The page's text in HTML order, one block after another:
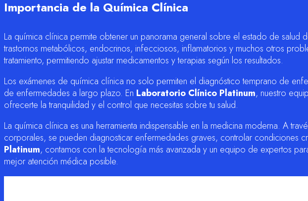
Importancia de la Química Clínica
La química clínica permite obtener un panorama general sobre el estado de
trastornos metabólicos, endocrinos, infecciosos, inflamatorios y muchos otros
tratamiento, permitiendo ajustar medicamentos y terapias según los resultados.
Los exámenes de química clínica no solo permiten el diagnóstico temprano de
de enfermedades a largo plazo. En Laboratorio Clínico Platinum, nuestro
ofrecerte la tranquilidad y el control que necesitas sobre tu salud.
La química clínica es una herramienta indispensable en la medicina moderna. A
corporales, se pueden diagnosticar enfermedades graves, controlar condiciones
Platinum, contamos con la tecnología más avanzada y un equipo de expertos
mejor atención médica posible.